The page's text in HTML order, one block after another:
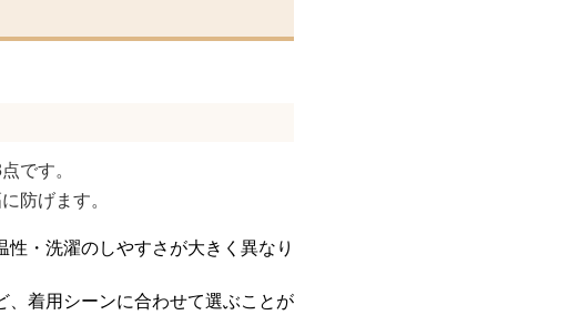
です。
防げます。
・洗濯のしやすさが大きく異なり
、着用シーンに合わせて選ぶことが